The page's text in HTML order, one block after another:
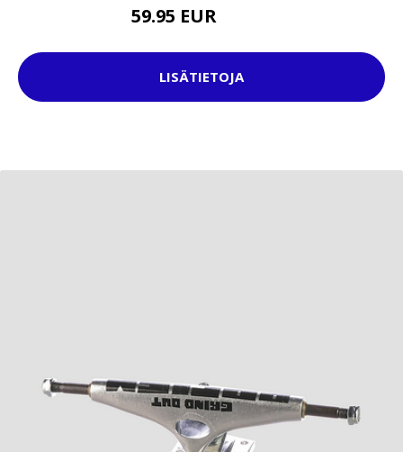
59.95 EUR
LISÄTIETOJA